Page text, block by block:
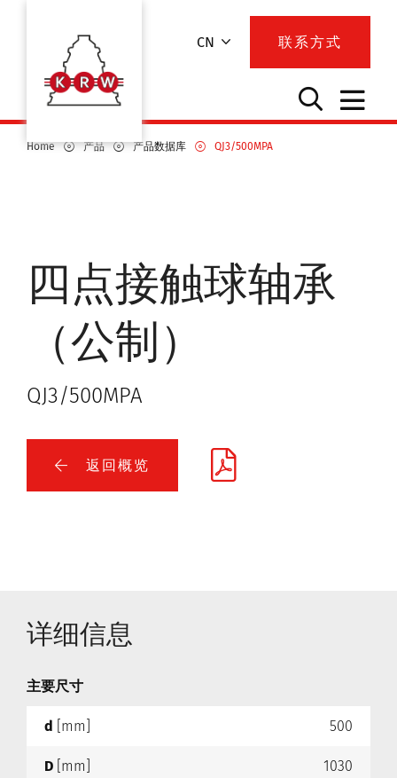
CN 联系方式
Home 产品 产品数据库 QJ3/500MPA
四点接触球轴承
（公制）
QJ3/500MPA
返回概览
详细信息
主要尺寸
d [mm] 500
D [mm] 1030